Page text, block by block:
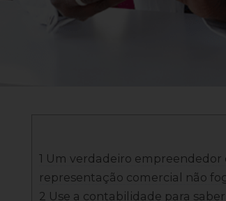
1 Um verdadeiro
representação comercial não
2 Use a contabilidade para